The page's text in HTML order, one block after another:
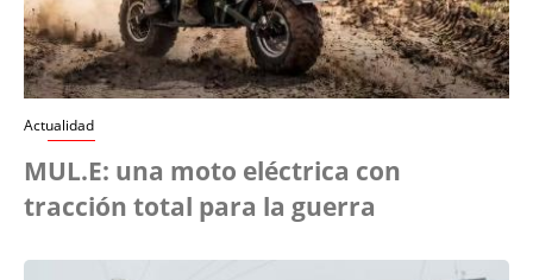
Actualidad
MUL.E: una moto eléctrica con
tracción total para la guerra